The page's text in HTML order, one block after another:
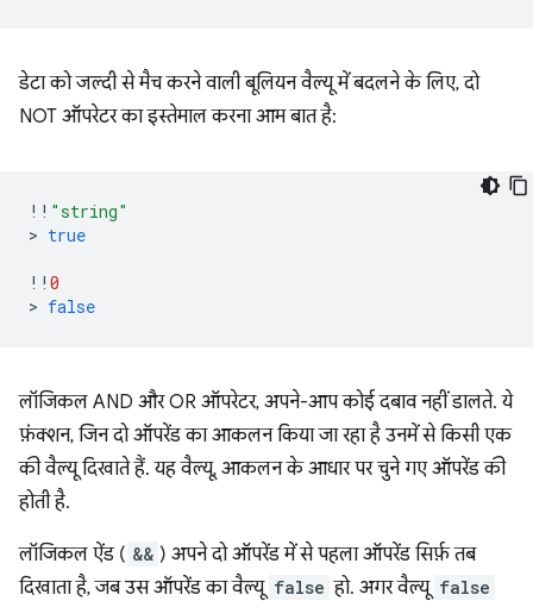
डेटा को जल्दी से मैच करने वाली बूलियन वैल्यू में बदलने के लिए, दो
NOT ऑपरेटर का इस्तेमाल करना आम बात है:
!! "string"
> true
!! 0
> false
लॉजिकल AND और OR ऑपरेटर, अपने-आप कोई दबाव नहीं डालते. ये
फ़ंक्शन, जिन दो ऑपरेंड का आकलन किया जा रहा है उनमें से किसी एक
की वैल्यू दिखाते हैं. यह वैल्यू, आकलन के आधार पर चुने गए ऑपरेंड की
होती है.
लॉजिकल ऐंड ( && ) अपने दो ऑपरेंड में से पहला ऑपरेंड सिर्फ़ तब
दिखाता है, जब उस ऑपरेंड का वैल्यू false हो. अगर वैल्यू false